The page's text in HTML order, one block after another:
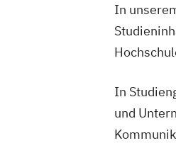
In
In
und